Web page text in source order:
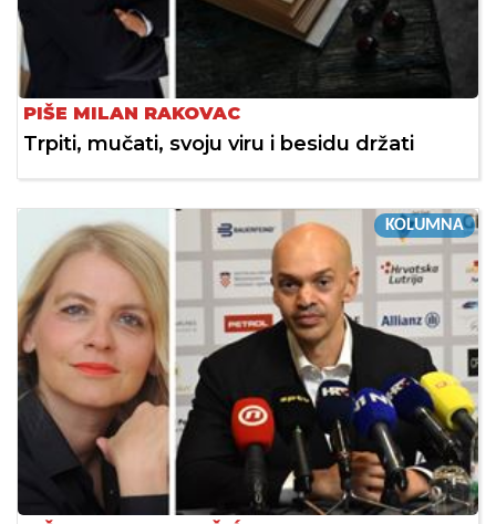
PIŠE MILAN RAKOVAC
Trpiti, mučati, svoju viru i besidu držati
KOLUMNA